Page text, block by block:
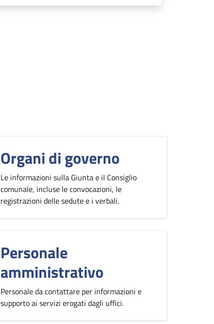
Organi di governo
Le informazioni sulla Giunta e il Consiglio
comunale, incluse le convocazioni, le
registrazioni delle sedute e i verbali.
Personale
amministrativo
Personale da contattare per informazioni e
supporto ai servizi erogati dagli uffici.